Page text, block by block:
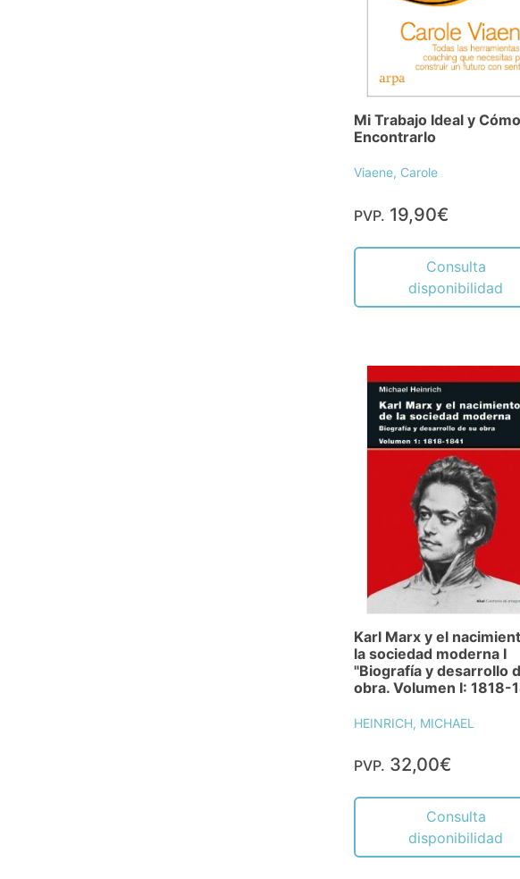
Mi Trabajo Ideal y Cómo
Encontrarlo
Viaene, Carole
PVP. 19,90€
Consulta
disponibilidad
Karl Marx y el
la sociedad moderna I
"Biografía y desarrollo
obra. Volumen I: 1818-
HEINRICH, MICHAEL
PVP. 32,00€
Consulta
disponibilidad